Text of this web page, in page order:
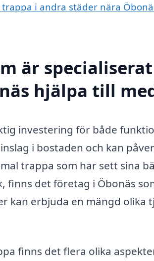
i andra städer nära
är
hjälpa till
investering för både
i bostaden och kan
trappa som har sett sina
det företag i Öbonäs
kan erbjuda en mängd olika
finns det flera olika